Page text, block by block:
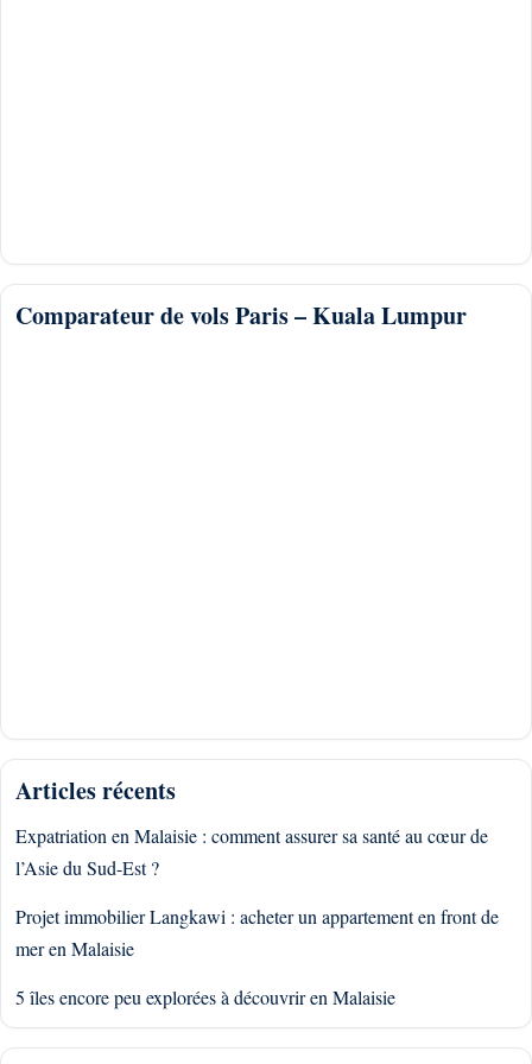
Comparateur de vols Paris – Kuala Lumpur
Articles récents
Expatriation en Malaisie : comment assurer sa santé au cœur de
l’Asie du Sud-Est ?
Projet immobilier Langkawi : acheter un appartement en front de
mer en Malaisie
5 îles encore peu explorées à découvrir en Malaisie